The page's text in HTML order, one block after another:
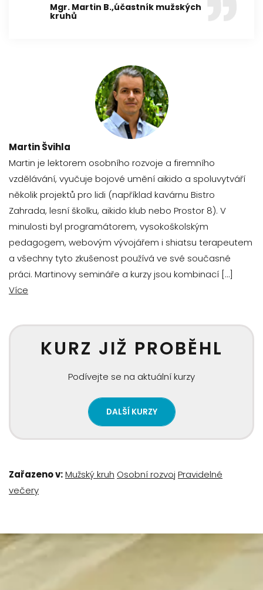
Mgr. Martin B.,účastník mužských
kruhů
Martin Švihla
Martin je lektorem osobního rozvoje a firemního
vzdělávání, vyučuje bojové umění aikido a spoluvytváří
několik projektů pro lidi (například kavárnu Bistro
Zahrada, lesní školku, aikido klub nebo Prostor 8). V
minulosti byl programátorem, vysokoškolským
pedagogem, webovým vývojářem i shiatsu terapeutem
a všechny tyto zkušenost používá ve své současné
práci. Martinovy semináře a kurzy jsou kombinací […]
Více
KURZ JIŽ PROBĚHL
Podívejte se na aktuální kurzy
DALŠÍ KURZY
Zařazeno v:Mužský kruh Osobní rozvoj Pravidelné
večery